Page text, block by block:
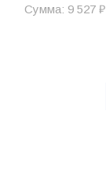
Сумма: 9 527 ₽